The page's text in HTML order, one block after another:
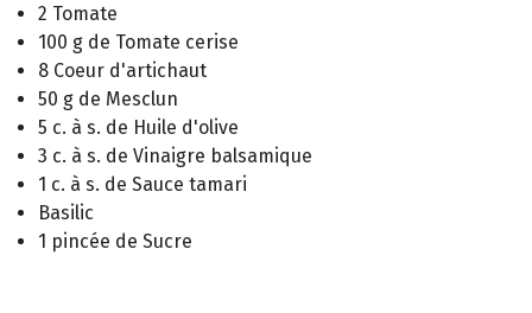
2 Tomate
100 g de Tomate cerise
8 Coeur d'artichaut
50 g de Mesclun
5 c. à s. de Huile d'olive
3 c. à s. de Vinaigre balsamique
1 c. à s. de Sauce tamari
Basilic
1 pincée de Sucre